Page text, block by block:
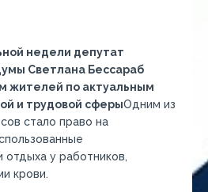
недели депутат
Светлана Бессараб
жителей по актуальным
и трудовой сферыОдним из
стало право на
у работников,
крови.